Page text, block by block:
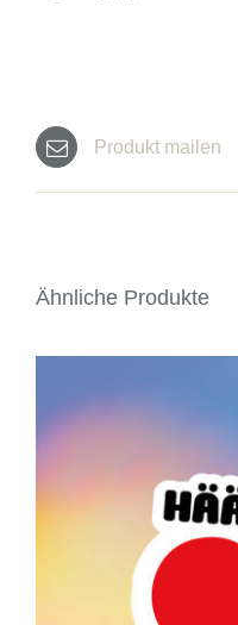
Produkt mailen
Ähnliche Produkte
IN DEN